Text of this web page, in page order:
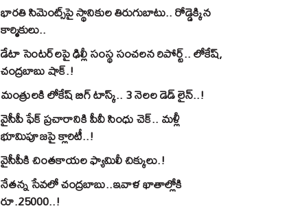
భారతి సిమెంట్స్‌పై స్థానికుల తిరుగుబాటు.. రోడ్డెక్కిన
కార్మికులు..
డేటా సెంటర్‌లపై ఢిల్లీ సంస్థ సంచలన రిపోర్ట్.. లోకేష్‌,
చంద్రబాబు షాక్‌.!
మంత్రులకి లోకేష్‌ బిగ్‌ టాస్క్‌.. 3 నెలల డెడ్‌ లైన్‌..!
వైసీపీ ఫేక్ ప్రచారానికి పీవీ సింధు చెక్.. మళ్లీ
భూమిపూజపై క్లారిటీ..!
వైసీపీకి చింతకాయల ఫ్యామిలీ చిక్కులు.!
నేతన్న సేవలో చంద్రబాబు..ఇవాళ ఖాతాల్లోకి
రూ.25000..!